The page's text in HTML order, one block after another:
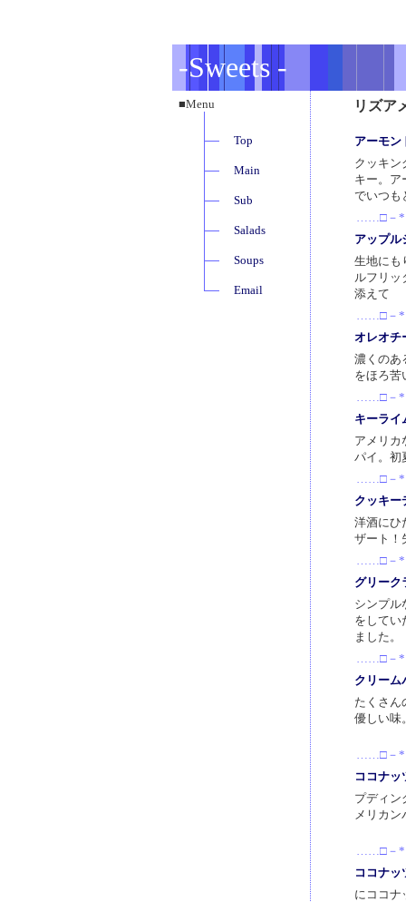
-Sweets -
■Menu
Top
Main
Sub
Salads
Soups
Email
リズア
アーモン
クッキン
キー。ア
でいつ
……□－*
アップル
生地にも
ルフリッ
添えて
……□－*
オレオチ
濃くのあ
をほろ苦
……□－*
キーライ
アメリカ
パイ。初
……□－*
クッキー
洋酒にひ
ザート！
……□－*
グリー
シンプル
をしてい
ました。
……□－*
クリーム
たくさん
優しい味
……□－*
ココナッ
プディン
メリカン
……□－*
ココナッ
にココナ